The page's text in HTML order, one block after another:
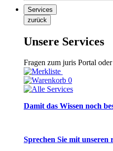
Services
zurück
Unsere Services
Fragen zum juris Portal
0
Damit das Wissen noch
Sprechen Sie mit